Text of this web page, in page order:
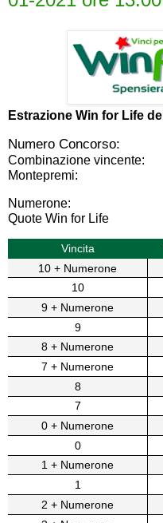
Estrazione Win for Life del
Numero Concorso:
Combinazione vincente:
Montepremi:
Numerone:
Quote Win for Life
Vincita
10 + Numerone
10
9 + Numerone
9
8 + Numerone
7 + Numerone
8
7
0 + Numerone
0
1 + Numerone
1
2 + Numerone